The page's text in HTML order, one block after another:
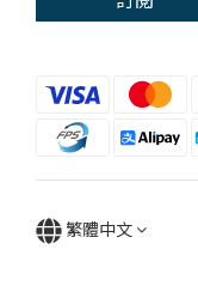
繁體中文